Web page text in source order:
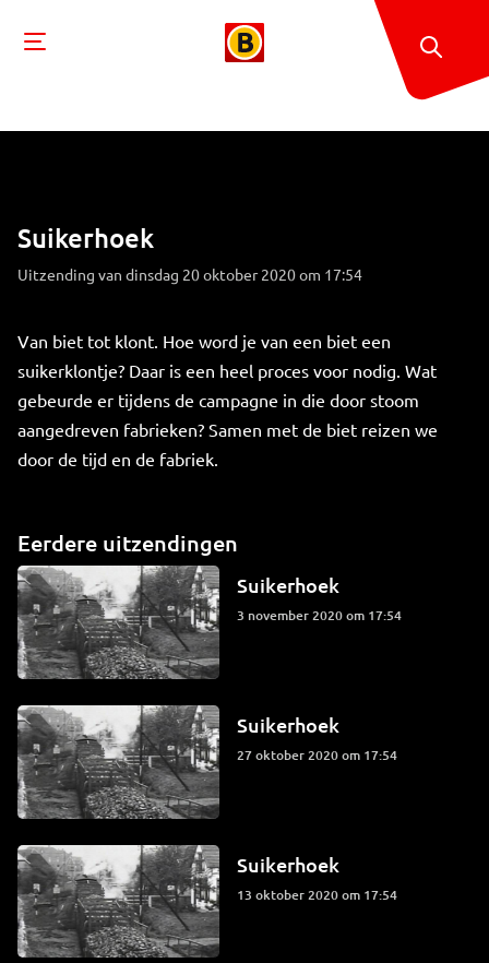
Suikerhoek
Uitzending van dinsdag 20 oktober 2020 om 17:54
Van biet tot klont. Hoe word je van een biet een
suikerklontje? Daar is een heel proces voor nodig. Wat
gebeurde er tijdens de campagne in die door stoom
aangedreven fabrieken? Samen met de biet reizen we
door de tijd en de fabriek.
Eerdere uitzendingen
Suikerhoek
3 november 2020 om 17:54
Suikerhoek
27 oktober 2020 om 17:54
Suikerhoek
13 oktober 2020 om 17:54